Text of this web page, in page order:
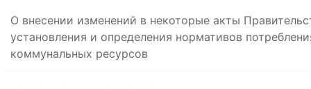
О внесении изменений в некоторые акты
установления и определения нормативов
коммунальных ресурсов